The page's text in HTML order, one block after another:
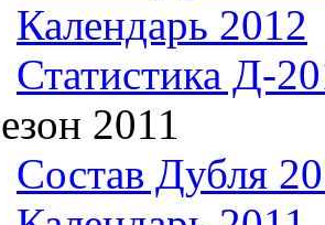
Календарь 2012
Статистика Д-
2011
Состав Дубля